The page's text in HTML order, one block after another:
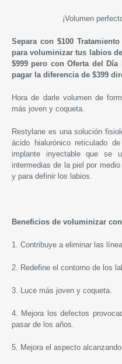
¡Volumen
Separa con $100
para voluminizar tus labios
$999 pero con Oferta del
pagar la diferencia de $399
Hora de darle volumen de
más joven y coqueta.
Restylane es una solución
ácido hialurónico reticulado
implante inyectable que se
intermedias de la piel por
y para definir los labios.
Beneficios de voluminizar
1. Contribuye a eliminar las
2. Redefine el contorno de los
3. Luce más joven y coqueta.
4. Mejora los defectos
pasar de los años.
5. Mejora el aspecto